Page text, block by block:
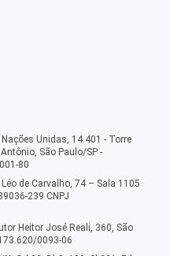
Unidas, 14.401 - Torre
São Paulo/SP -
80
de Carvalho, 74 – Sala 1105
239 CNPJ
Heitor José Reali, 360, São
0093-06